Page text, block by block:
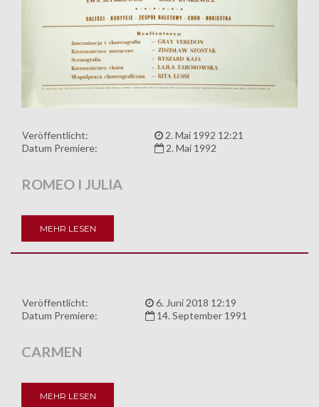
Veröffentlicht:
2. Mai 1992 12:21
Datum Premiere:
2. Mai 1992
ROMEO I JULIA
MEHR LESEN
Veröffentlicht:
6. Juni 2018 12:19
Datum Premiere:
14. September 1991
CARMEN
MEHR LESEN